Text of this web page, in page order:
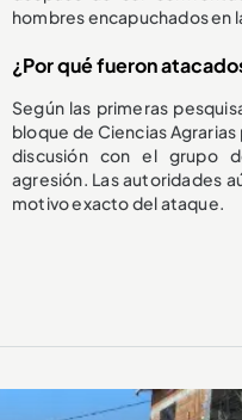
hombres encapuchados en
¿Por qué fueron
Según las primeras
bloque de Ciencias
discusión con el grupo
agresión. Las autoridades
motivo exacto del ataque.